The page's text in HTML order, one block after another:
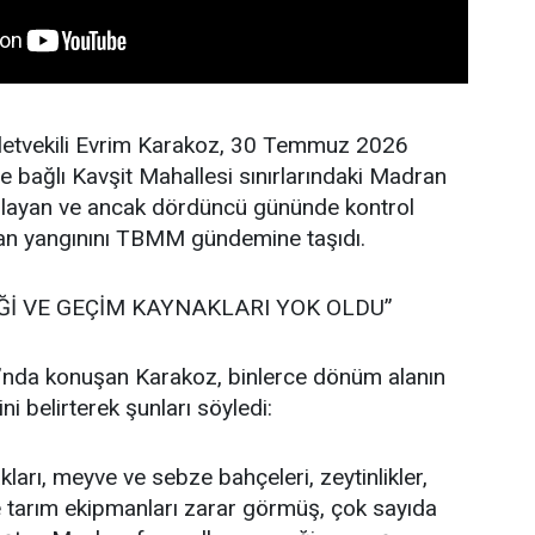
Evrim Karakoz, 30 Temmuz 2026
bağlı Kavşit Mahallesi sınırlarındaki Madran
ve ancak dördüncü gününde kontrol
yangınını TBMM gündemine taşıdı.
VE GEÇİM KAYNAKLARI YOK OLDU”
konuşan Karakoz, binlerce dönüm alanın
belirterek şunları söyledi:
meyve ve sebze bahçeleri, zeytinlikler,
ekipmanları zarar görmüş, çok sayıda